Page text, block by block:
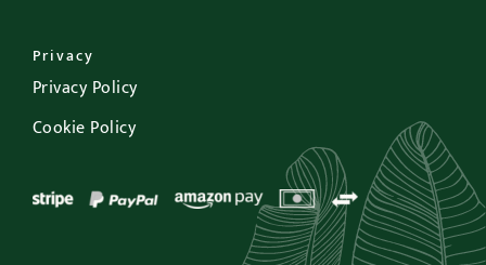
Privacy
Privacy Policy
Cookie Policy